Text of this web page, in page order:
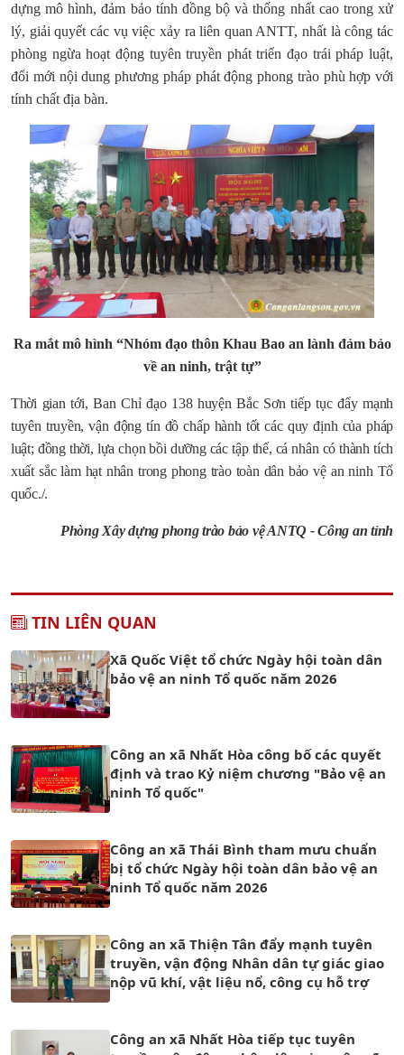
dựng mô hình, đảm bảo tính đồng bộ và thống nhất cao trong xử
lý, giải quyết các vụ việc xảy ra liên quan ANTT, nhất là công tác
phòng ngừa hoạt động tuyên truyền phát triển đạo trái pháp luật,
đổi mới nội dung phương pháp phát động phong trào phù hợp với
tính chất địa bàn.
Ra mắt mô hình “Nhóm đạo thôn Khau Bao an lành đảm bảo
về an ninh, trật tự”
Thời gian tới, Ban Chỉ đạo 138 huyện Bắc Sơn tiếp tục đẩy mạnh
tuyên truyền, vận động tín đồ chấp hành tốt các quy định của pháp
luật; đồng thời, lựa chọn bồi dưỡng các tập thể, cá nhân có thành tích
xuất sắc làm hạt nhân trong phong trào toàn dân bảo vệ an ninh Tổ
quốc./.
Phòng Xây dựng phong trào bảo vệ ANTQ - Công an tỉnh
TIN LIÊN QUAN
Xã Quốc Việt tổ chức Ngày hội toàn dân
bảo vệ an ninh Tổ quốc năm 2026
Công an xã Nhất Hòa công bố các quyết
định và trao Kỷ niệm chương "Bảo vệ an
ninh Tổ quốc"
Công an xã Thái Bình tham mưu chuẩn
bị tổ chức Ngày hội toàn dân bảo vệ an
ninh Tổ quốc năm 2026
Công an xã Thiện Tân đẩy mạnh tuyên
truyền, vận động Nhân dân tự giác giao
nộp vũ khí, vật liệu nổ, công cụ hỗ trợ
Công an xã Nhất Hòa tiếp tục tuyên